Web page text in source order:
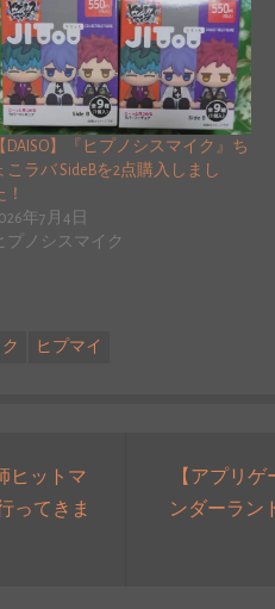
【DAISO】『ヒプノシスマイク』ち
こラバ SideBを2点購入しまし
！
年7月4日
プノシスマイク
ヒプマイ
ヒットマ
ってきま
【アプリ
ンダーラン